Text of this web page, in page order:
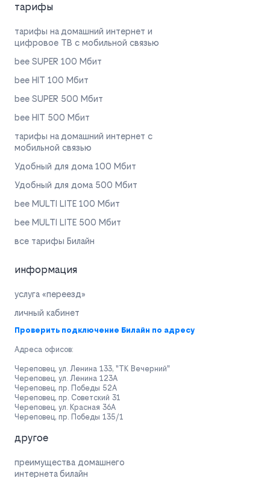
тарифы
тарифы на домашний интернет и
цифровое ТВ с мобильной связью
bee SUPER 100 Мбит
bee HIT 100 Мбит
bee SUPER 500 Мбит
bee HIT 500 Мбит
тарифы на домашний интернет с
мобильной связью
Удобный для дома 100 Мбит
Удобный для дома 500 Мбит
bee MULTI LITE 100 Мбит
bee MULTI LITE 500 Мбит
все тарифы Билайн
информация
услуга «переезд»
личный кабинет
Проверить подключение Билайн по адресу
Адреса офисов:
Череповец, ул. Ленина 133, "ТК Вечерний"
Череповец, ул. Ленина 123А
Череповец, пр. Победы 52А
Череповец, пр. Советский 31
Череповец, ул. Красная 36А
Череповец, пр. Победы 135/1
другое
преимущества домашнего
интернета билайн